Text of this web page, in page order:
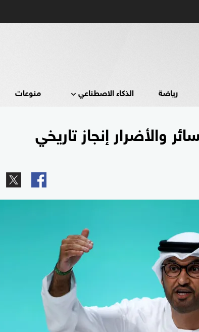
رياضة الذكاء الاصطناعي منوعات
والأضرار إنجاز تاريخي